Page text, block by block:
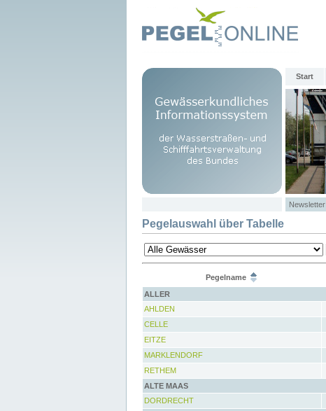
Start
Newsletter
Pegelauswahl über Tabelle
Pegelname
ALLER
AHLDEN
CELLE
EITZE
MARKLENDORF
RETHEM
ALTE MAAS
DORDRECHT